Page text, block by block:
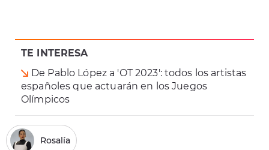
TE INTERESA
De Pablo López a 'OT 2023': todos los artistas
españoles que actuarán en los Juegos
Olímpicos
Rosalía